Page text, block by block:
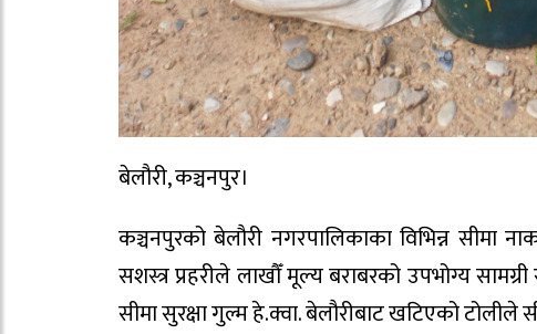
बेलौरी, कञ्चनपुर।
कञ्चनपुरको बेलौरी नगरपालिकाका विभिन्न सीमा
सशस्त्र प्रहरीले लाखौँ मूल्य बराबरको उपभोग्य
सीमा सुरक्षा गुल्म हे.क्वा. बेलौरीबाट खटिएको टोलीले